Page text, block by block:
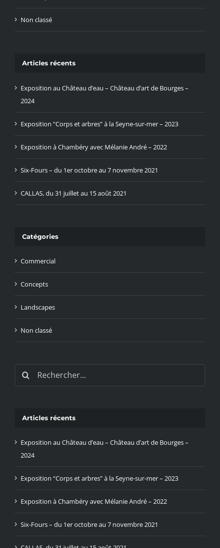
Non classé
Articles récents
Exposition au Château d’eau – Château d’art de Bourges –
2024
Exposition “Corps et arbres” à la Seyne-sur-mer – 2023
Exposition à Chambéry avec Mélanie André – 2022
Six-Fours – du 1er octobre au 7 novembre 2021
CALLAS, du 31 juillet au 15 août 2021
Catégories
Commercial
Concepts
Landscapes
Non classé
Rechercher:
Articles récents
Exposition au Château d’eau – Château d’art de Bourges –
2024
Exposition “Corps et arbres” à la Seyne-sur-mer – 2023
Exposition à Chambéry avec Mélanie André – 2022
Six-Fours – du 1er octobre au 7 novembre 2021